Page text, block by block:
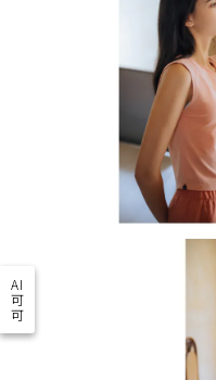
AI
可
可